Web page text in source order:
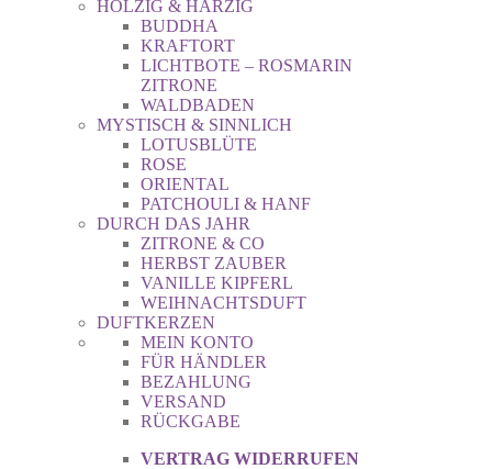
HOLZIG & HARZIG
BUDDHA
KRAFTORT
LICHTBOTE – ROSMARIN
ZITRONE
WALDBADEN
MYSTISCH & SINNLICH
LOTUSBLÜTE
ROSE
ORIENTAL
PATCHOULI & HANF
DURCH DAS JAHR
ZITRONE & CO
HERBST ZAUBER
VANILLE KIPFERL
WEIHNACHTSDUFT
DUFTKERZEN
MEIN KONTO
FÜR HÄNDLER
BEZAHLUNG
VERSAND
RÜCKGABE
VERTRAG WIDERRUFEN